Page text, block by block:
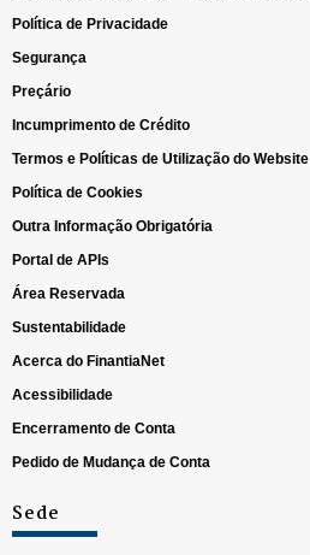
Política de Privacidade
Segurança
Preçário
Incumprimento de Crédito
Termos e Políticas de Utilização do Website
Política de Cookies
Outra Informação Obrigatória
Portal de APIs
Área Reservada
Sustentabilidade
Acerca do FinantiaNet
Acessibilidade
Encerramento de Conta
Pedido de Mudança de Conta
Sede